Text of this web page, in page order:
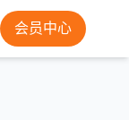
会员中心